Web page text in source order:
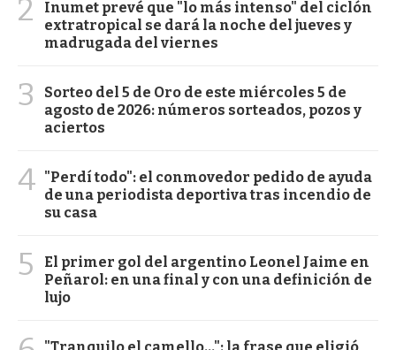
2
Inumet prevé que "lo más intenso" del ciclón
extratropical se dará la noche del jueves y
madrugada del viernes
3
Sorteo del 5 de Oro de este miércoles 5 de
agosto de 2026: números sorteados, pozos y
aciertos
4 "Perdí todo": el conmovedor pedido de ayuda
de una periodista deportiva tras incendio de
su casa
5
El primer gol del argentino Leonel Jaime en
Peñarol: en una final y con una definición de
lujo